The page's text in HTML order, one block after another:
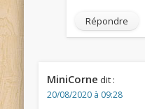
Répondre
MiniCorne dit :
20/08/2020 à 09:28